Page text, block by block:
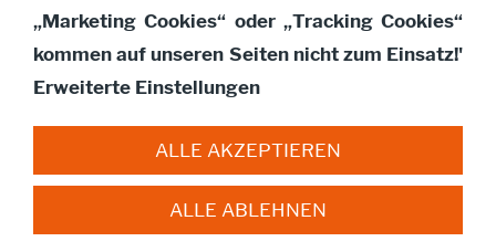
„Marketing Cookies“ oder „Tracking Cookies“
kommen auf unseren Seiten nicht zum Einsatz!'
Erweiterte Einstellungen
ALLE AKZEPTIEREN
ALLE ABLEHNEN